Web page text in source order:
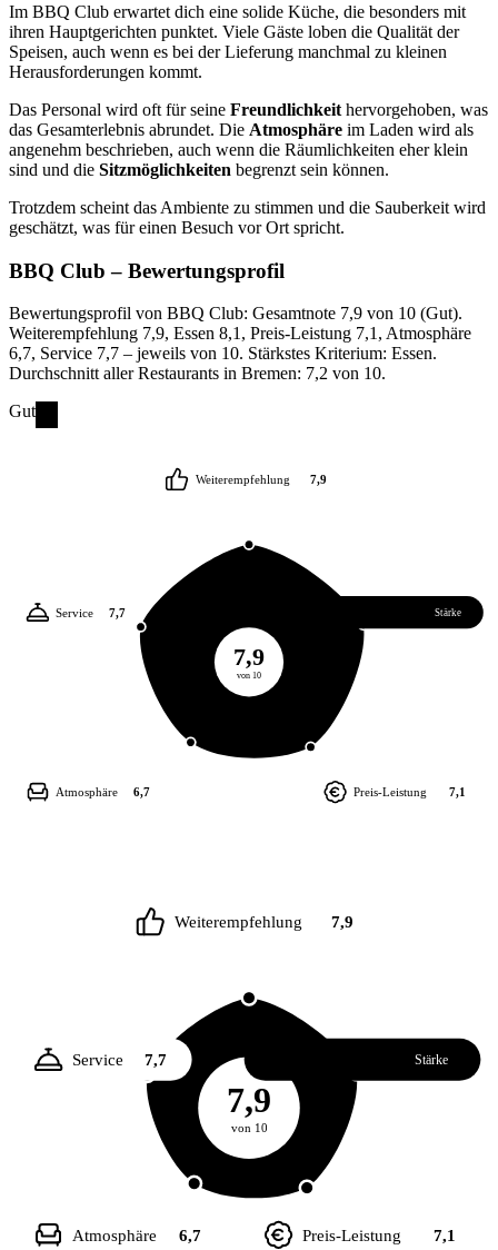
Im BBQ Club erwartet dich eine solide Küche, die besonders mit
ihren Hauptgerichten punktet. Viele Gäste loben die Qualität der
Speisen, auch wenn es bei der Lieferung manchmal zu kleinen
Herausforderungen kommt.
Das Personal wird oft für seine Freundlichkeit hervorgehoben, was
das Gesamterlebnis abrundet. Die Atmosphäre im Laden wird als
angenehm beschrieben, auch wenn die Räumlichkeiten eher klein
sind und die Sitzmöglichkeiten begrenzt sein können.
Trotzdem scheint das Ambiente zu stimmen und die Sauberkeit wird
geschätzt, was für einen Besuch vor Ort spricht.
BBQ Club – Bewertungsprofil
Bewertungsprofil von BBQ Club: Gesamtnote 7,9 von 10 (Gut).
Weiterempfehlung 7,9, Essen 8,1, Preis-Leistung 7,1, Atmosphäre
6,7, Service 7,7 – jeweils von 10. Stärkstes Kriterium: Essen.
Durchschnitt aller Restaurants in Bremen: 7,2 von 10.
Gut
7,9
von 10
Weiterempfehlung 7,9
Stärke
Preis-Leistung 7,1
Atmosphäre 6,7
Service 7,7
7,9
von 10
Weiterempfehlung 7,9
Stärke
Preis-Leistung 7,1
Atmosphäre 6,7
Service 7,7